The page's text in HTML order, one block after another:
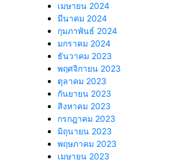
เมษายน 2024
มีนาคม 2024
กุมภาพันธ์ 2024
มกราคม 2024
ธันวาคม 2023
พฤศจิกายน 2023
ตุลาคม 2023
กันยายน 2023
สิงหาคม 2023
กรกฎาคม 2023
มิถุนายน 2023
พฤษภาคม 2023
เมษายน 2023